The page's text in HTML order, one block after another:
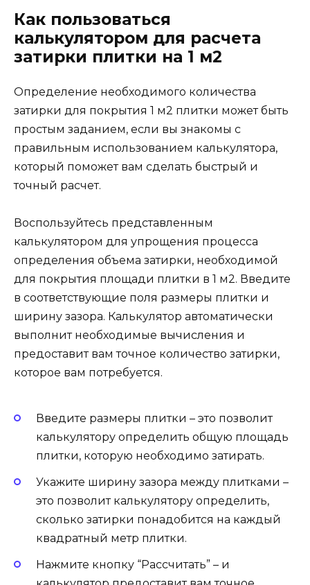
Как пользоваться
калькулятором для расчета
затирки плитки на 1 м2
Определение необходимого количества
затирки для покрытия 1 м2 плитки может быть
простым заданием, если вы знакомы с
правильным использованием калькулятора,
который поможет вам сделать быстрый и
точный расчет.
Воспользуйтесь представленным
калькулятором для упрощения процесса
определения объема затирки, необходимой
для покрытия площади плитки в 1 м2. Введите
в соответствующие поля размеры плитки и
ширину зазора. Калькулятор автоматически
выполнит необходимые вычисления и
предоставит вам точное количество затирки,
которое вам потребуется.
Введите размеры плитки – это позволит
калькулятору определить общую площадь
плитки, которую необходимо затирать.
Укажите ширину зазора между плитками –
это позволит калькулятору определить,
сколько затирки понадобится на каждый
квадратный метр плитки.
Нажмите кнопку “Рассчитать” – и